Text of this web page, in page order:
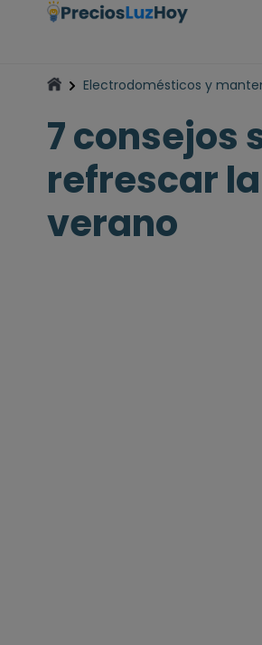
Electrodomésticos y
7 consejos
refrescar
verano